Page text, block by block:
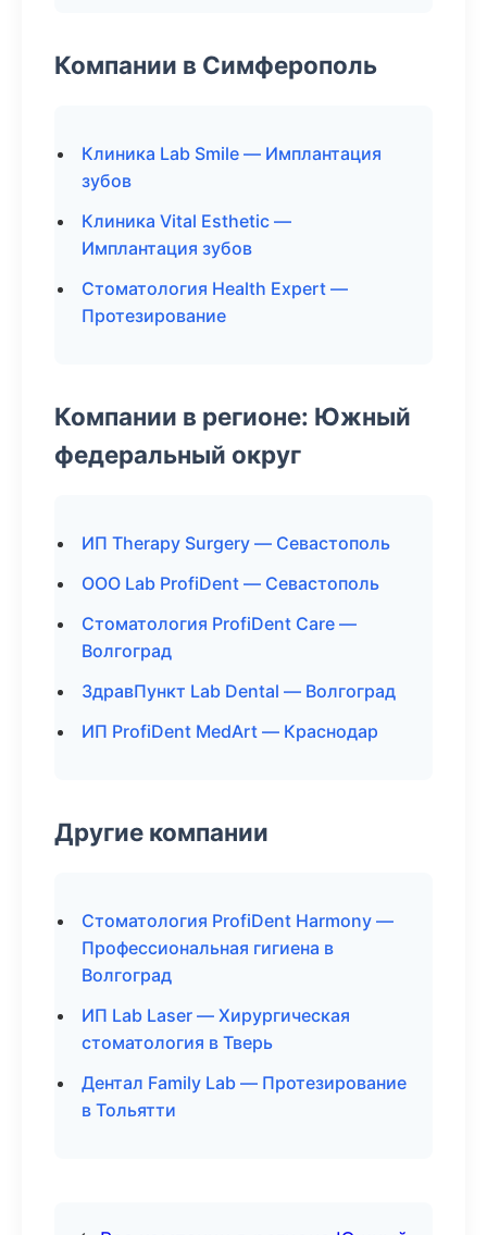
Компании в Симферополь
Клиника Lab Smile — Имплантация
зубов
Клиника Vital Esthetic —
Имплантация зубов
Стоматология Health Expert —
Протезирование
Компании в регионе: Южный
федеральный округ
ИП Therapy Surgery — Севастополь
ООО Lab ProfiDent — Севастополь
Стоматология ProfiDent Care —
Волгоград
ЗдравПункт Lab Dental — Волгоград
ИП ProfiDent MedArt — Краснодар
Другие компании
Стоматология ProfiDent Harmony —
Профессиональная гигиена в
Волгоград
ИП Lab Laser — Хирургическая
стоматология в Тверь
Дентал Family Lab — Протезирование
в Тольятти